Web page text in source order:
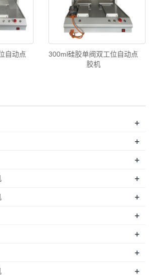
自动点
300ml硅胶单阀双工位自动点
胶机
+
+
+
+
+
+
+
+
+